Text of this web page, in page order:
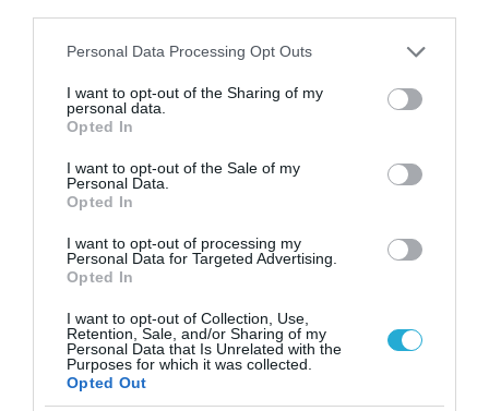
Please note that this website/app uses one or more Google
not limited to your visit or usage behaviour. You may click to
grant or deny consent to Google and its third-party tags to
use your data for below specified purposes in below Google
consent section.
Personal Data Processing Opt Outs
I want to opt-out of the Sharing of my
personal data.
Opted In
I want to opt-out of the Sale of my
Personal Data.
Opted In
I want to opt-out of processing my
Personal Data for Targeted Advertising.
Opted In
I want to opt-out of Collection, Use,
Retention, Sale, and/or Sharing of my
Personal Data that Is Unrelated with the
Purposes for which it was collected.
Opted Out
ΡΟΗ ΕΙΔΗΣΕΩΝ